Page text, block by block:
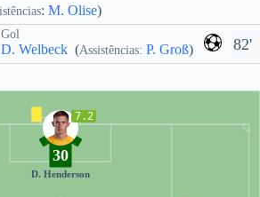
: M. Olise)
82'
Gol
D. Welbeck (Assistências: P. Groß)
7.2
30
D. Henderson